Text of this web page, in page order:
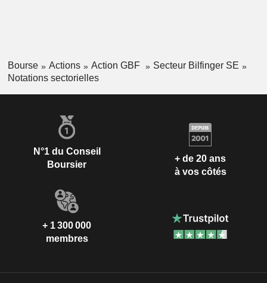
Bourse Actions Action GBF
Secteur Bilfinger SE
Notations sectorielles
N°1 du Conseil
Boursier
+ de 20 ans
à vos côtés
+ 1 300 000
membres